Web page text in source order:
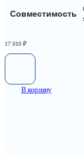
Совместимость
17 010 ₽
В корзину